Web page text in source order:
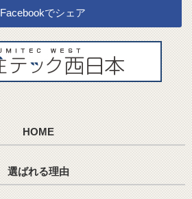
Facebookでシェア
HOME
選ばれる理由